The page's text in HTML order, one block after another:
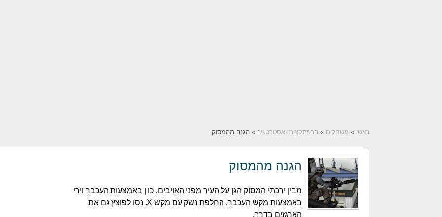
ראשי » משחקים » הרפתקאות ואסטרטגיה » הגנה מהמסוק
הגנה מהמסוק
מבין ירכתי המסוק הגן על העיר מפני האויבים. כוון באמצעות העכבר וירי
באמצעות מקש העכבר. החלפת נשק עם מקש X. נסו לפוצץ גם את
הארגזים בדרך.